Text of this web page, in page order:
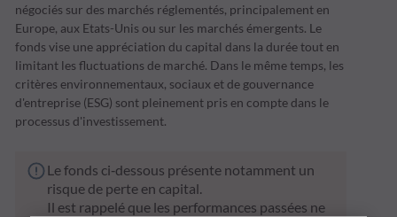
négociés sur des marchés réglementés, principalement en
Europe, aux Etats-Unis ou sur les marchés émergents. Le
fonds vise une appréciation du capital dans la durée tout en
limitant les fluctuations de marché. Dans le même temps, les
critères environnementaux, sociaux et de gouvernance
d'entreprise (ESG) sont pleinement pris en compte dans le
processus d'investissement.
Le fonds ci‑dessous présente notamment un
risque de perte en capital.
Il est rappelé que les performances passées ne